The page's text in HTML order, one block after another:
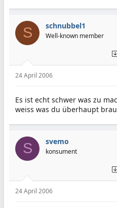
S schnubbel1
Well-known member
24 April 2006
Es ist echt schwer was zu
weiss was du überhaupt
S svemo
konsument
24 April 2006